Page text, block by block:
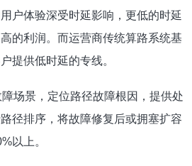
户体验深受时延影响，更低的时延
的利润。而运营商传统算路系统基
提供低时延的专线。
场景，定位路径故障根因，提供处
径排序，将故障修复后或拥塞扩容
以上。